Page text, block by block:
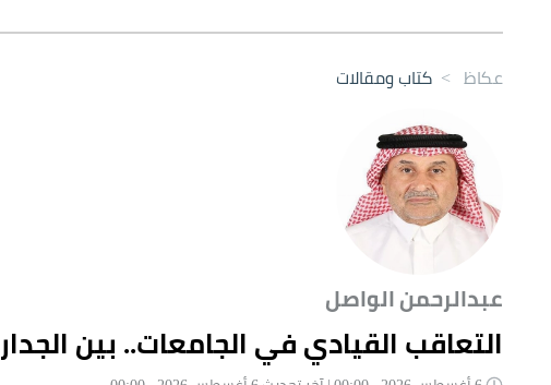
عكاظ > كتاب ومقالات
عبدالرحمن الواصل
التعاقب القيادي في الجامعات.. بين